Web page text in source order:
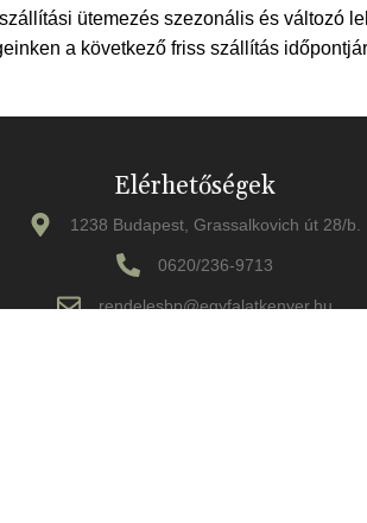
ütemezés szezonális és változó
a következő friss szállítás
Elérhetőségek
1238 Budapest, Grassalkovich út 28/b.
0620/236-9713
rendelesbp@egyfalatkenyer.hu